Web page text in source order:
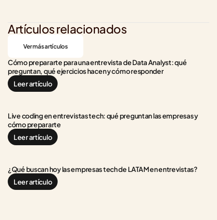
Artículos relacionados
Ver más artículos
Cómo prepararte para una entrevista de Data Analyst: qué
preguntan, qué ejercicios hacen y cómo responder
Leer artículo
Live coding en entrevistas tech: qué preguntan las empresas y
cómo prepararte
Leer artículo
¿Qué buscan hoy las empresas tech de LATAM en entrevistas?
Leer artículo